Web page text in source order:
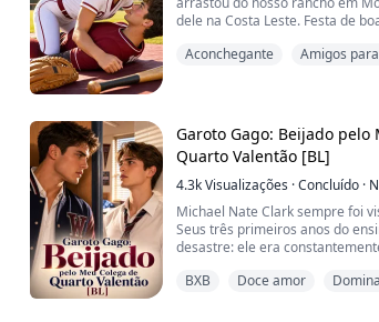
dele na Costa Leste. Festa de
zombou: “Lixo da fazenda!”
“Garotas não têm a menor
beisebol”, ele cuspiu, tentando
Aconchegante
Amigos
Garoto Gago: Beijado pelo
Quarto Valentão [BL]
4.3kVisualizações ·Concluído ·
Michael Nate Clark sempre foi
Seus três primeiros anos do
desastre: ele era
BXB Doce amor